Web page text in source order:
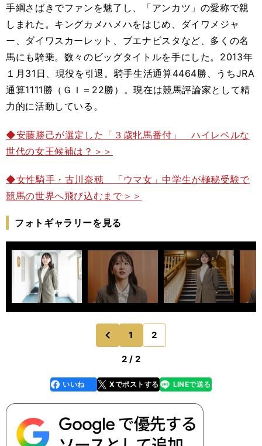
手綱さばきでファンを魅了し、「アンカツ」の愛称で親
しまれた。キングカメハメハをはじめ、ダイワメジャ
ー、ダイワスカーレット、ブエナビスタなど、多くの名
馬にも騎乗。数々のビッグタイトルを手にした。2013年
１月31日、現役を引退。騎手生活通算4464勝、うちJRA
通算1111勝（ＧＩ＝22勝）。現在は競馬評論家として精
力的に活動している。
◆安藤勝己が選定した「３歳牝馬番付」 ハイレベルな
世代の女王候補は？＞＞
◆女性騎手・古川奈穂 「ウマ女」中学生が極秘受験で
競馬の世界へ飛び込むまで＞＞
フォトギャラリーを見る
前
1 2
2 / 2
faceboo
k
いいね Xでポストする
line LINEで送る